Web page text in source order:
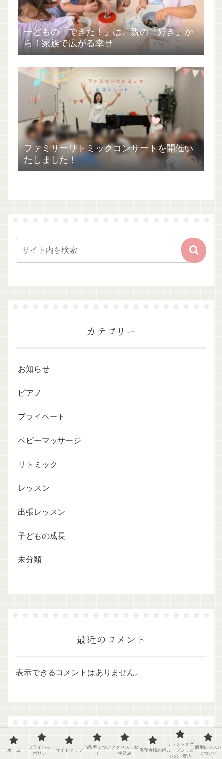
子どもの「できた！」は、親の「好き」か
ら！家族で広がる幸せ
ファミリーリトミックコンサートを開催い
たしました！
カテゴリー
お知らせ
ピアノ
プライベート
ベビーマッサージ
リトミック
レッスン
出張レッスン
子どもの成長
未分類
最近のコメント
表示できるコメントはありません。
ホーム
プライバシー
ポリシー
サイトマップ
当教室につい
て
アクセス・お
申込み
保護者様の声
リトミックグ
ループレッス
ンのご案内
個別レッスン
について